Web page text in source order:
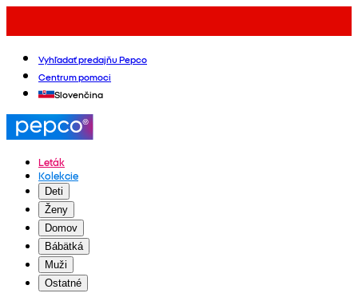
Vyhľadať predajňu Pepco
Centrum pomoci
Slovenčina
Leták
Kolekcie
Deti
Ženy
Domov
Bábätká
Muži
Ostatné